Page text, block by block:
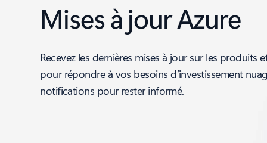
Mises à jour Azure
Recevez les dernières mises à jour sur les produits
pour répondre à vos besoins d’investissement
notifications pour rester informé.